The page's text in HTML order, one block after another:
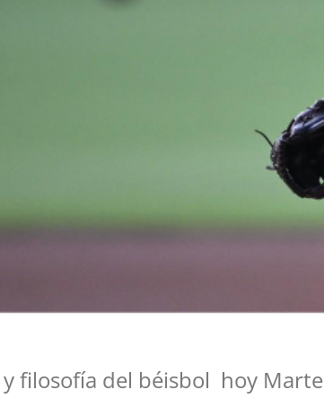
filosofía del béisbol hoy